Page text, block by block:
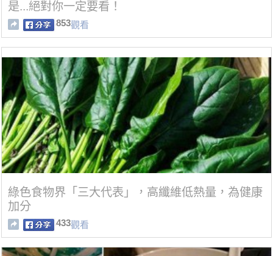
是...絕對你一定要看！
853觀看
綠色食物界「三大代表」，高纖維低熱量，為健康
加分
433觀看